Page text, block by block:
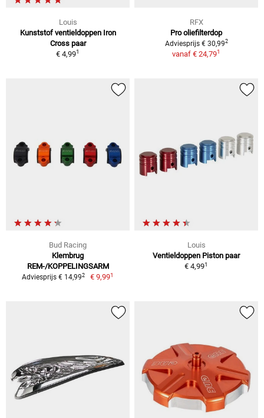
Louis
Kunststof ventieldoppen Iron
Cross paar
€ 4,991
RFX
Pro oliefilterdop
Adviesprijs € 30,992
vanaf € 24,791
Bud Racing
Klembrug
REM-/KOPPELINGSARM
Adviesprijs € 14,992 € 9,991
Louis
Ventieldoppen Piston paar
€ 4,991